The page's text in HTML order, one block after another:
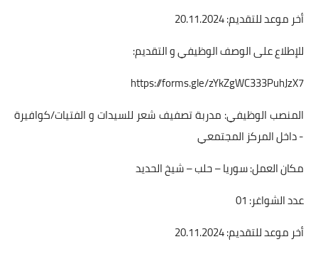
أخر موعد للتقديم: 20.11.2024
للإطلاع على الوصف الوظيفي و التقديم:
https://forms.gle/zYkZgWC333PuhJzX7
المنصب الوظيفي: مدربة تصفيف شعر للسيدات و الفتيات/كوافيرة
- داخل المركز المجتمعي
مكان العمل: سوريا – حلب – شيخ الحديد
عدد الشواغر: 01
أخر موعد للتقديم: 20.11.2024